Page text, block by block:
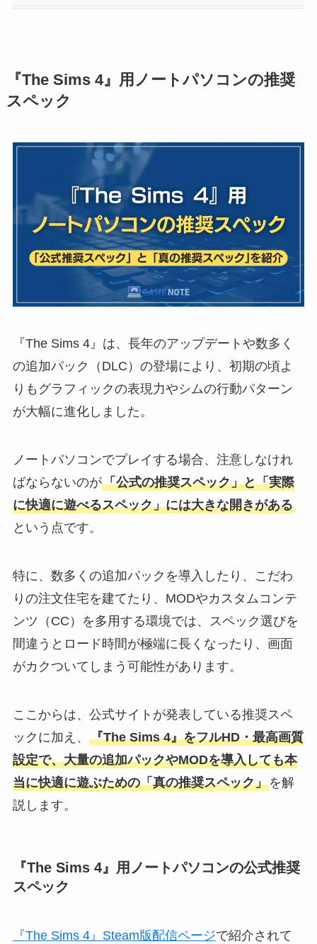
『The Sims 4』用ノートパソコンの推奨
スペック
『The Sims 4』は、長年のアップデートや数多く
の追加パック（DLC）の登場により、初期の頃よ
りもグラフィックの表現力やシムの行動パターン
が大幅に進化しました。
ノートパソコンでプレイする場合、注意しなけれ
ばならないのが「公式の推奨スペック」と「実際
に快適に遊べるスペック」には大きな開きがある
という点です。
特に、数多くの追加パックを導入したり、こだわ
りの注文住宅を建てたり、MODやカスタムコンテ
ンツ（CC）を多用する環境では、スペック選びを
間違うとロード時間が極端に長くなったり、画面
がカクついてしまう可能性があります。
ここからは、公式サイトが発表している推奨スペ
ックに加え、 『The Sims 4』をフルHD・最高画質
設定で、大量の追加パックやMODを導入しても本
当に快適に遊ぶための「真の推奨スペック」を解
説します。
『The Sims 4』用ノートパソコンの公式推奨
スペック
『The Sims 4』Steam版配信ページで紹介されて